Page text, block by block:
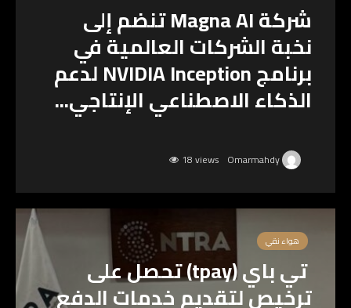
شركة Magna AI تنضم إلى
نخبة الشركات العالمية في
برنامج NVIDIA Inception لدعم
الذكاء الاصطناعي الإنتاجي...
18 views
هواء نقي
تي باي (tpay) تحصل على
ترخيص لتقديم خدمات الدفع